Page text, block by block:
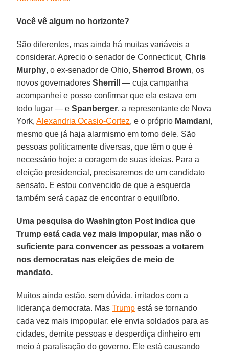
Você vê algum no horizonte?
São diferentes, mas ainda há muitas variáveis ​​a
considerar. Aprecio o senador de Connecticut,Chris
Murphy, o ex-senador de Ohio,Sherrod Brown, os
novos governadoresSherrill
— cuja campanha
acompanhei e posso confirmar que ela estava em
todo lugar — eSpanberger, a representante de Nova
York,Alexandria Ocasio-Cortez, e o próprio Mamdani,
mesmo que já haja alarmismo em torno dele. São
pessoas politicamente diversas, que têm o que é
necessário hoje: a coragem de suas ideias. Para a
eleição presidencial, precisaremos de um candidato
sensato. E estou convencido de que a esquerda
também será capaz de encontrar o equilíbrio.
Uma pesquisa do Washington Post indica que
Trump está cada vez mais impopular, mas não o
suficiente para convencer as pessoas a votarem
nos democratas nas eleições de meio de
mandato.
Muitos ainda estão, sem dúvida, irritados com a
liderança democrata. MasTrump está se tornando
cada vez mais impopular: ele envia soldados para as
cidades, demite pessoas e desperdiça dinheiro em
meio à paralisação do governo. Ele está causando